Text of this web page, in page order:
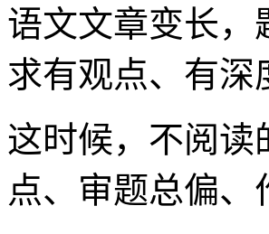
语文文章变长，
求有观点、有深
这时候，不阅读
点、审题总偏